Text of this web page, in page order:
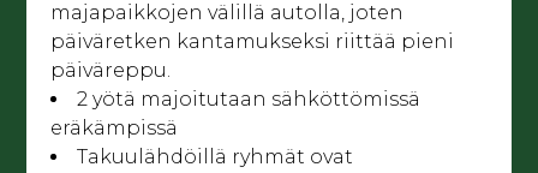
majapaikkojen välillä autolla, joten
päiväretken kantamukseksi riittää pieni
päiväreppu.
2 yötä majoitutaan sähköttömissä
eräkämpissä
Takuulähdöillä ryhmät ovat